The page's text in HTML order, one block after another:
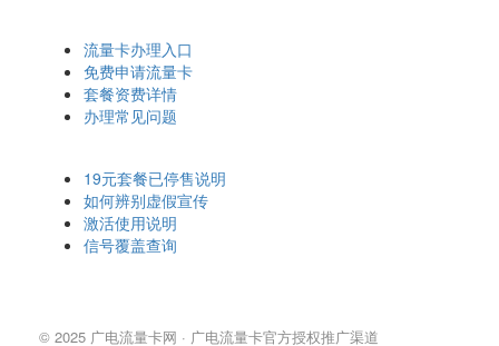
流量卡办理入口
免费申请流量卡
套餐资费详情
办理常见问题
19元套餐已停售说明
如何辨别虚假宣传
激活使用说明
信号覆盖查询
© 2025 广电流量卡网 · 广电流量卡官方授权推广渠道